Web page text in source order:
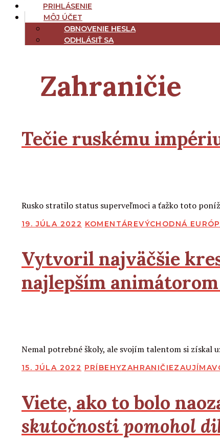
PRIHLÁSENIE
MÔJ ÚČET
OBNOVENIE HESLA
ODHLÁSIŤ SA
Archív
kategórie:
Zahraničie
Tečie ruskému
Rusko stratilo status superveľmoci a ťažko toto
PUBLIKOVANÉ
19. JÚLA 2022 KOMENTÁREVÝCHODNÁ
Vytvoril najväčšie
najlepším
Nemal potrebné školy, ale svojím talentom si získal
PUBLIKOVANÉ
15. JÚLA 2022 PRÍBEHYZAHRANIČIE
Viete, ako to bolo
skutočnosti pomohol